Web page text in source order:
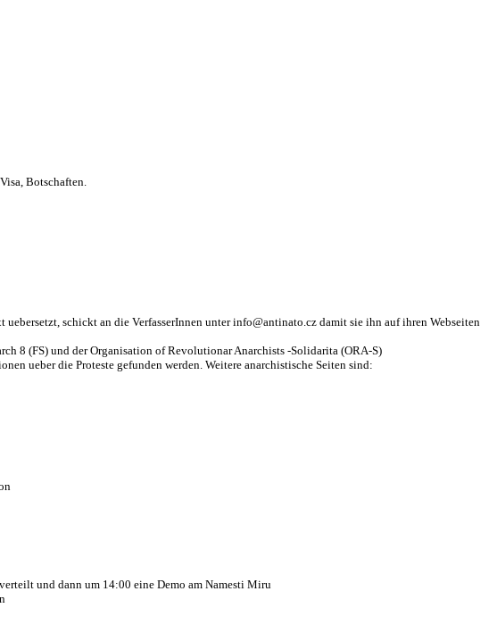
Botschaften.
schickt an die VerfasserInnen unter info@antinato.cz damit sie ihn auf ihren Webseiten
8 (FS) und der Organisation of Revolutionar Anarchists -Solidarita (ORA-S)
ueber die Proteste gefunden werden. Weitere anarchistische Seiten sind:
und dann um 14:00 eine Demo am Namesti Miru